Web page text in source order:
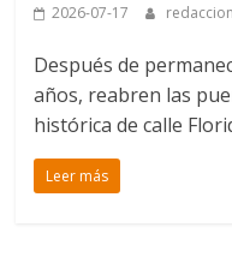
2026-07-17 redaccion
Después de
años, reabren las
histórica de calle
Leer más